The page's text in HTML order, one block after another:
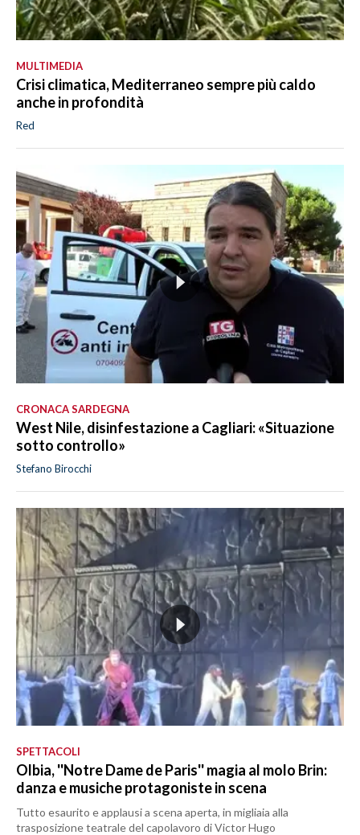
MULTIMEDIA
Crisi climatica, Mediterraneo sempre più caldo
anche in profondità
Red
CRONACA SARDEGNA
West Nile, disinfestazione a Cagliari: «Situazione
sotto controllo»
Stefano Birocchi
SPETTACOLI
Olbia, ''Notre Dame de Paris'' magia al molo Brin:
danza e musiche protagoniste in scena
Tutto esaurito e applausi a scena aperta, in migliaia alla
trasposizione teatrale del capolavoro di Victor Hugo